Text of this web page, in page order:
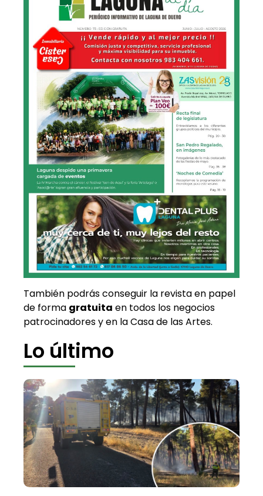
También podrás conseguir la revista en papel
de forma gratuita en todos los negocios
patrocinadores y en la Casa de las Artes.
Lo último